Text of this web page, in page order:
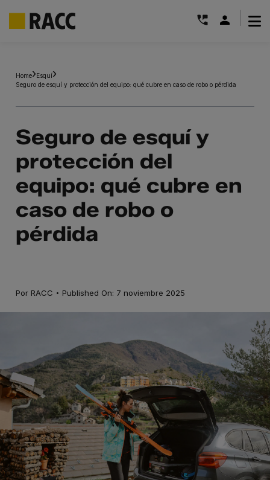
contenido
Home Esquí
Seguro de esquí y protección del equipo: qué cubre en caso de robo o pérdida
Seguro de esquí y
protección del
equipo: qué cubre en
caso de robo o
pérdida
Por RACC · Published On: 7 noviembre 2025